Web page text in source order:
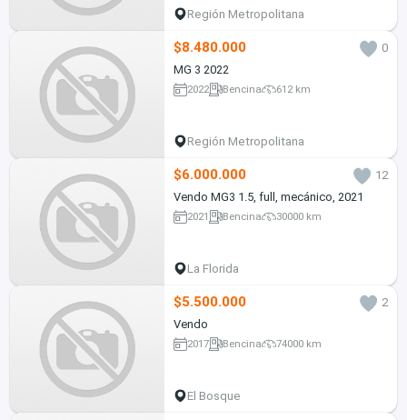
Región Metropolitana
$8.480.000
0
MG 3 2022
2022 Bencina 612 km
Región Metropolitana
$6.000.000
12
Vendo MG3 1.5, full, mecánico, 2021
2021 Bencina 30000 km
La Florida
$5.500.000
2
Vendo
2017 Bencina 74000 km
El Bosque